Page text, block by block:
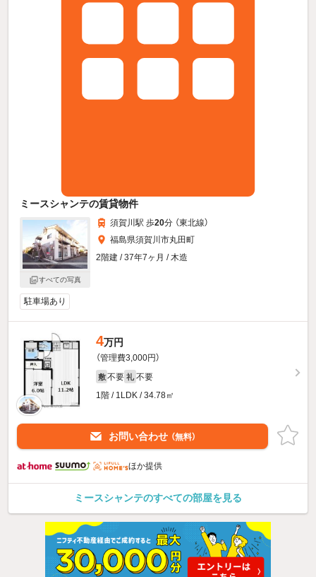
ミースシャンテの賃貸物件
すべての写真
須賀川駅 歩20分 （東北線）
福島県須賀川市丸田町
2階建 / 37年7ヶ月 / 木造
駐車場あり
4万円
（管理費3,000円）
敷 不要 礼 不要
1階 / 1LDK / 34.78㎡
お問い合わせ （無料）
ほか提供
ミースシャンテのすべての部屋を見る